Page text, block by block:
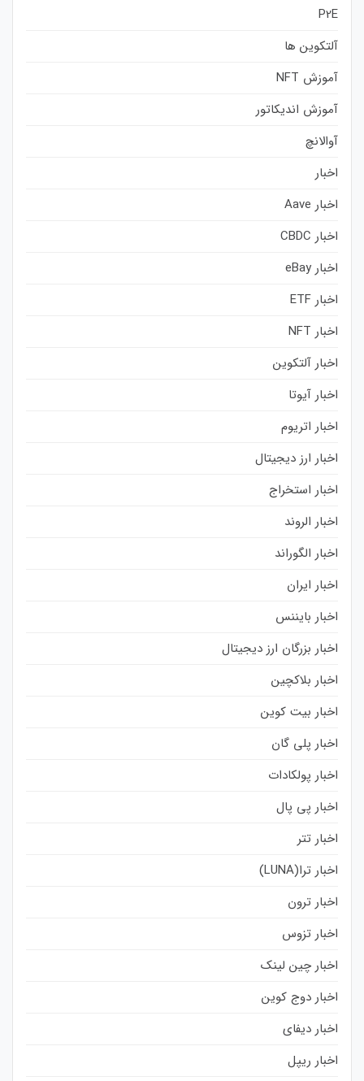
P2E
آلتکوین ها
آموزش NFT
آموزش اندیکاتور
آوالانچ
اخبار
اخبار Aave
اخبار CBDC
اخبار eBay
اخبار ETF
اخبار NFT
اخبار آلتکوین
اخبار آیوتا
اخبار اتریوم
اخبار ارز دیجیتال
اخبار استخراج
اخبار الروند
اخبار الگوراند
اخبار ایران
اخبار بایننس
اخبار بزرگان ارز دیجیتال
اخبار بلاکچین
اخبار بیت کوین
اخبار پلی گان
اخبار پولکادات
اخبار پی پال
اخبار تتر
اخبار ترا(LUNA)
اخبار ترون
اخبار تزوس
اخبار چین لینک
اخبار دوج کوین
اخبار دیفای
اخبار ریپل